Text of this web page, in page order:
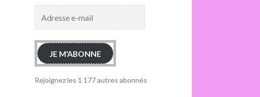
mail
JE M'ABONNE
Rejoignez les 1 177 autres abonnés